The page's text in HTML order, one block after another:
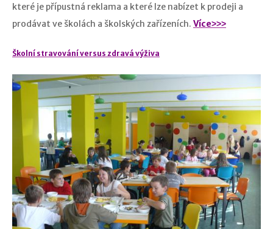
které je přípustná reklama a které lze nabízet k prodeji a
prodávat ve školách a školských zařízeních. Více˃˃˃
Školní stravování versus zdravá výživa